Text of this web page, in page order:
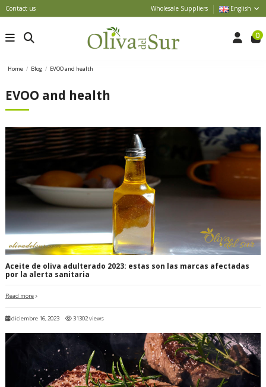
Contact us Wholesale Suppliers English
0
Home Blog EVOO and health
EVOO and health
Aceite de oliva adulterado 2023: estas son las marcas afectadas
por la alerta sanitaria
Read more
diciembre 16, 2023 31302 views